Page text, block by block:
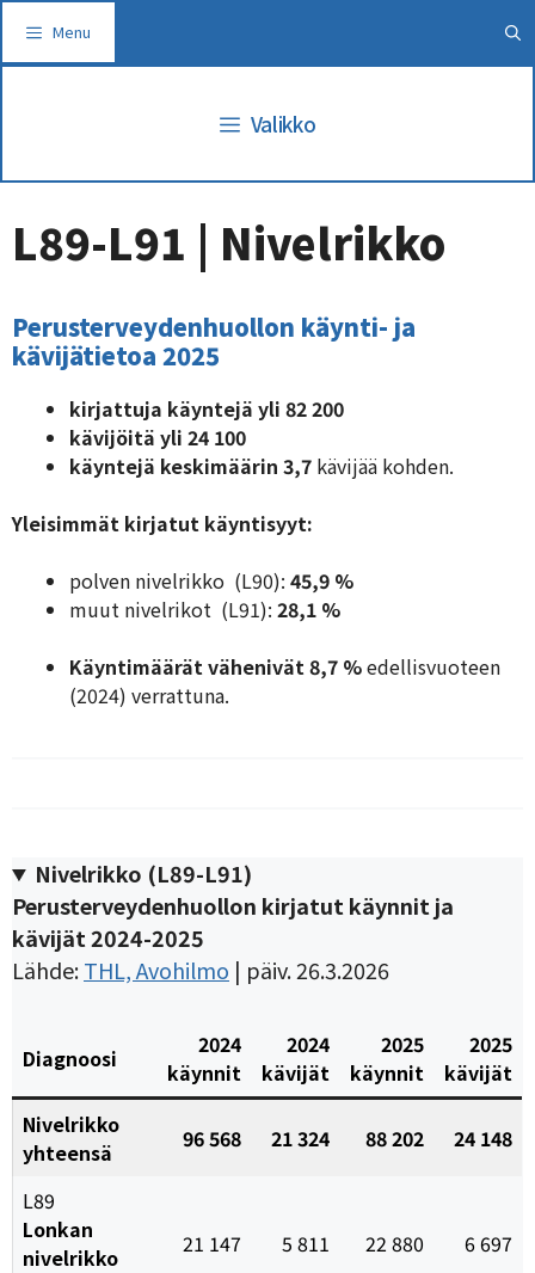
sisältöön
Menu
Valikko
L89-L91 | Nivelrikko
Perusterveydenhuollon käynti- ja
kävijätietoa 2025
kirjattuja käyntejä yli 82 200
kävijöitä yli 24 100
käyntejä keskimäärin 3,7 kävijää kohden.
Yleisimmät kirjatut käyntisyyt:
polven nivelrikko (L90): 45,9 %
muut nivelrikot (L91): 28,1 %
Käyntimäärät vähenivät 8,7 %edellisvuoteen
(2024) verrattuna.
Nivelrikko (L89-L91)
Perusterveydenhuollon kirjatut käynnit ja
kävijät 2024-2025
Lähde:THL, Avohilmo | päiv. 26.3.2026
Diagnoosi
2024
käynnit
2024
kävijät
2025
käynnit
2025
kävijät
Nivelrikko
yhteensä
96 568 21 324 88 202 24 148
L89
Lonkan
nivelrikko
21 147 5 811 22 880 6 697